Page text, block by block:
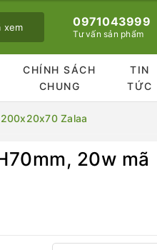
xem 0971043999
Tư vấn sản phẩm
CHÍNH SÁCH
CHUNG
TIN
TỨC
Zalaa
20w mã